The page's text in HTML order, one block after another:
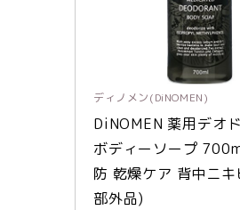
ディノメン(DiNOMEN)
DiNOMEN 薬用デオ
ボディーソープ
防 乾燥ケア 背中ニキ
部外品)